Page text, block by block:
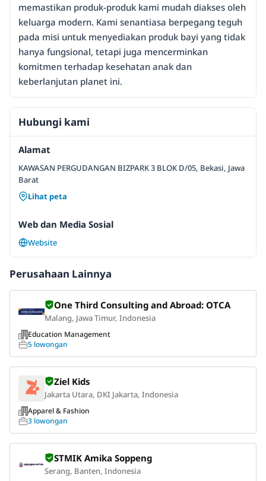
memastikan produk-produk kami mudah diakses oleh
keluarga modern. Kami senantiasa berpegang teguh
pada misi untuk menyediakan produk bayi yang tidak
hanya fungsional, tetapi juga mencerminkan
komitmen terhadap kesehatan anak dan
keberlanjutan planet ini.
Hubungi kami
Alamat
KAWASAN PERGUDANGAN BIZPARK 3 BLOK D/05, Bekasi, Jawa
Barat
Lihat peta
Web dan Media Sosial
Website
Perusahaan Lainnya
One Third Consulting and Abroad: OTCA
Malang, Jawa Timur, Indonesia
Education Management
5 lowongan
Ziel Kids
Jakarta Utara, DKI Jakarta, Indonesia
Apparel & Fashion
3 lowongan
STMIK Amika Soppeng
Serang, Banten, Indonesia